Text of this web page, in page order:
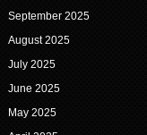
September 2025
August 2025
July 2025
June 2025
May 2025